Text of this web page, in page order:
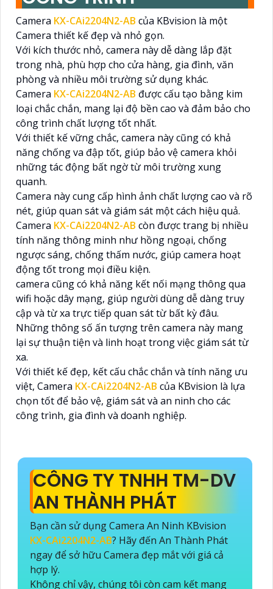
Camera KX-CAi2204N2-AB của KBvision là một
Camera thiết kế đẹp và nhỏ gọn.
Với kích thước nhỏ, camera này dễ dàng lắp đặt
trong nhà, phù hợp cho cửa hàng, gia đình, văn
phòng và nhiều môi trường sử dụng khác.
Camera KX-CAi2204N2-AB được cấu tạo bằng kim
loại chắc chắn, mang lại độ bền cao và đảm bảo cho
công trình chất lượng tốt nhất.
Với thiết kế vững chắc, camera này cũng có khả
năng chống va đập tốt, giúp bảo vệ camera khỏi
những tác động bất ngờ từ môi trường xung
quanh.
Camera này cung cấp hình ảnh chất lượng cao và rõ
nét, giúp quan sát và giám sát một cách hiệu quả.
Camera KX-CAi2204N2-AB còn được trang bị nhiều
tính năng thông minh như hồng ngoại, chống
ngược sáng, chống thấm nước, giúp camera hoạt
động tốt trong mọi điều kiện.
camera cũng có khả năng kết nối mạng thông qua
wifi hoặc dây mạng, giúp người dùng dễ dàng truy
cập và từ xa trực tiếp quan sát từ bất kỳ đâu.
Những thông số ấn tượng trên camera này mang
lại sự thuận tiện và linh hoạt trong việc giám sát từ
xa.
Với thiết kế đẹp, kết cấu chắc chắn và tính năng ưu
việt, Camera KX-CAi2204N2-AB của KBvision là lựa
chọn tốt để bảo vệ, giám sát và an ninh cho các
công trình, gia đình và doanh nghiệp.
CÔNG TY TNHH TM-DV
AN THÀNH PHÁT
Bạn cần sử dụng Camera An Ninh KBvision
KX-CAi2204N2-AB? Hãy đến An Thành Phát
ngay để sở hữu Camera đẹp mắt với giá cả
hợp lý.
Không chỉ vậy, chúng tôi còn cam kết mang